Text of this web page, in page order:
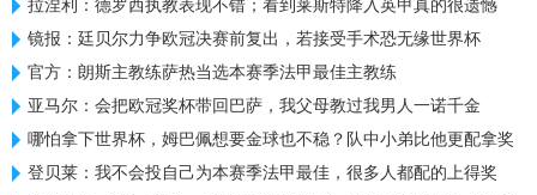
拉涅利：德罗西执教表现不错；看到莱斯特降入英甲真的很遗憾
镜报：廷贝尔力争欧冠决赛前复出，若接受手术恐无缘世界杯
官方：朗斯主教练萨热当选本赛季法甲最佳主教练
亚马尔：会把欧冠奖杯带回巴萨，我父母教过我男人一诺千金
哪怕拿下世界杯，姆巴佩想要金球也不稳？队中小弟比他更配拿奖
登贝莱：我不会投自己为本赛季法甲最佳，很多人都配的上得奖